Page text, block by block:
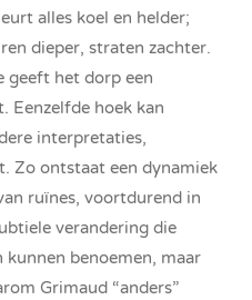
alles koel en helder;
dieper, straten zachter.
geeft het dorp een
Eenzelfde hoek kan
interpretaties,
Zo ontstaat een dynamiek
ruïnes, voortdurend in
verandering die
kunnen benoemen, maar
Grimaud “anders”